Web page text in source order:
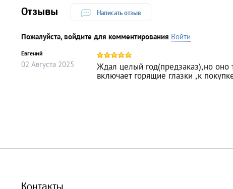
Отзывы Написать отзыв
Пожалуйста, войдите для комментирования Войти
Евгений
02 Августа 2025 Ждал целый год(предзаказ),но оно
включает горящие глазки ,к
Контакты